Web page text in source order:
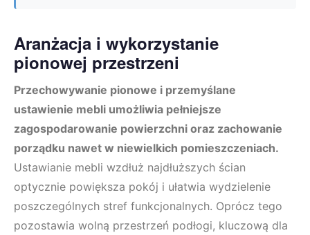
Aranżacja i wykorzystanie
pionowej przestrzeni
Przechowywanie pionowe i przemyślane
ustawienie mebli umożliwia pełniejsze
zagospodarowanie powierzchni oraz zachowanie
porządku nawet w niewielkich pomieszczeniach.
Ustawianie mebli wzdłuż najdłuższych ścian
optycznie powiększa pokój i ułatwia wydzielenie
poszczególnych stref funkcjonalnych. Oprócz tego
pozostawia wolną przestrzeń podłogi, kluczową dla